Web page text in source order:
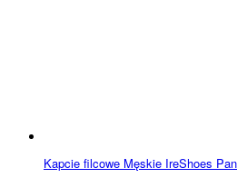
Kapcie filcowe Męskie IreShoes